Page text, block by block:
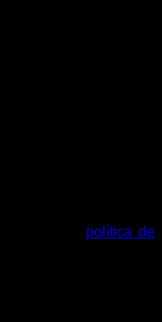
política de